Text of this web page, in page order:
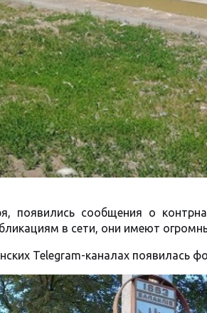
появились сообщения о
в сети, они имеют
Telegram-каналах